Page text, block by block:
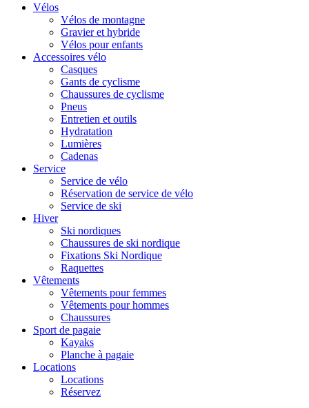
Vélos
Vélos de montagne
Gravier et hybride
Vélos pour enfants
Accessoires vélo
Casques
Gants de cyclisme
Chaussures de cyclisme
Pneus
Entretien et outils
Hydratation
Lumières
Cadenas
Service
Service de vélo
Réservation de service de vélo
Service de ski
Hiver
Ski nordiques
Chaussures de ski nordique
Fixations Ski Nordique
Raquettes
Vêtements
Vêtements pour femmes
Vêtements pour hommes
Chaussures
Sport de pagaie
Kayaks
Planche à pagaie
Locations
Locations
Réservez